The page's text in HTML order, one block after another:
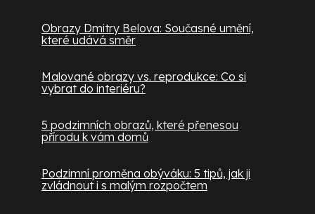
Obrazy Dmitry Belova: Současné umění,
které udává směr
Malované obrazy vs. reprodukce: Co si
vybrat do interiéru?
5 podzimních obrazů, které přenesou
přírodu k vám domů
Podzimní proměna obýváku: 5 tipů, jak ji
zvládnout i s malým rozpočtem